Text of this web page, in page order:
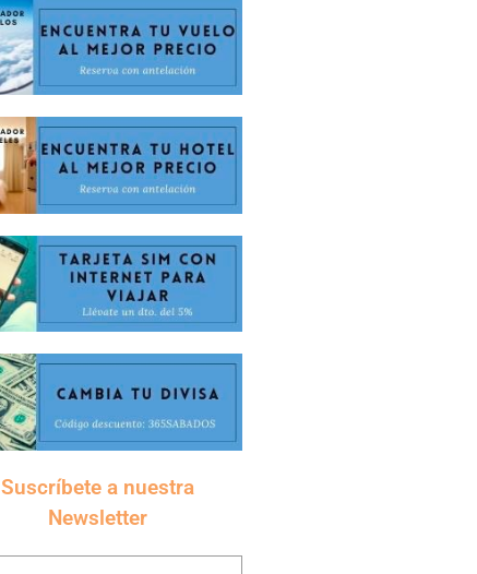
Suscríbete a nuestra
Newsletter